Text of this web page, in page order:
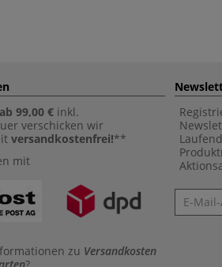
ab 99,00 € inkl.
verschicken wir
versandkostenfrei!**
mit
zu Versandkosten